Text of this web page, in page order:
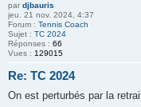
par djbauris
jeu. 21 nov. 2024, 4:37
Forum : Tennis Coach
Sujet : TC 2024
Réponses : 66
Vues : 129015
Re: TC 2024
On est perturbés par la